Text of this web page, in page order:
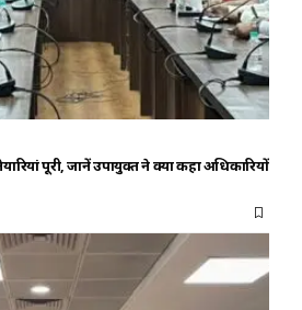
पूरी, जानें उपायुक्त ने क्या कहा अधिकारियों